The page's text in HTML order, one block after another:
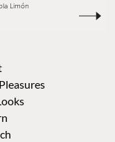
Limón